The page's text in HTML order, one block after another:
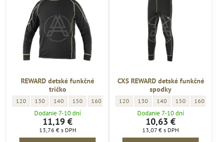
REWARD detské funkčné
tričko
REWARD detské funkčné tričko - VELKOSTI pracovné oblečenie:
120 REWARD detské funkčné tričko - VELKOSTI pracovné oblečenie:
130 REWARD detské funkčné tričko - VELKOSTI pracovné oblečenie:
140 REWARD detské funkčné tričko - VELKOSTI pracovné
150 REWARD detské funkčné tričko - VELKOSTI
160 REWARD detské funkčné tričko - VELKOSTI
170
Dodanie 7-10 dní
11,19 €
13,76 € s DPH
CXS REWARD detské funkčné
spodky
CXS REWARD detské funkčné spodky -
120 CXS REWARD detské funkčné
130 CXS REWARD detské
140 CXS REWARD
150 CXS
160
Dodanie 7-10 dní
10,63 €
13,07 € s DPH